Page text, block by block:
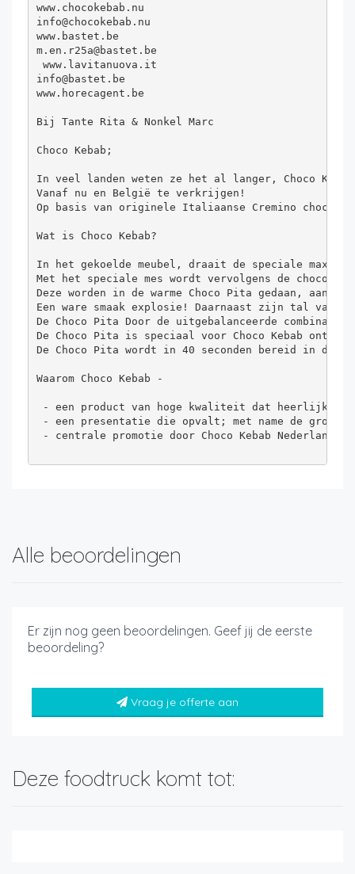
www.chocokebab.nu
info@chocokebab.nu
www.bastet.be
m.en.r25a@bastet.be
www.lavitanuova.it
info@bastet.be
www.horecagent.be
Bij Tante Rita & Nonkel Marc
Choco Kebab;
In veel landen weten ze het al langer, Choco
Vanaf nu en België te verkrijgen!
Op basis van originele Italiaanse Cremino
Wat is Choco Kebab?
In het gekoelde meubel, draait de speciale maxi
Met het speciale mes wordt vervolgens de
Deze worden in de warme Choco Pita gedaan,
Een ware smaak explosie! Daarnaast zijn tal van
De Choco Pita Door de uitgebalanceerde
De Choco Pita is speciaal voor Choco Kebab
De Choco Pita wordt in 40 seconden bereid in de
Waarom Choco Kebab -
- een product van hoge kwaliteit dat heerlijk
- een presentatie die opvalt; met name de grote,
- centrale promotie door Choco Kebab Nederland
Alle beoordelingen
Er zijn nog geen beoordelingen. Geef jij de eerste
beoordeling?
Vraag je offerte aan
Deze foodtruck komt tot: